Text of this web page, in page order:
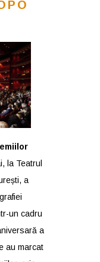
la Teatrul
a
un cadru
a
au marcat